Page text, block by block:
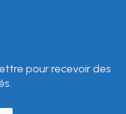
pour recevoir des